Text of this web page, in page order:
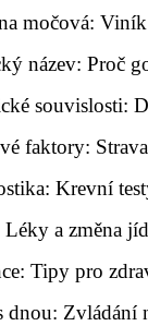
močová:
název: Proč
souvislosti:
faktory:
Krevní
Léky a změna
Tipy pro
dnou: Zvládání